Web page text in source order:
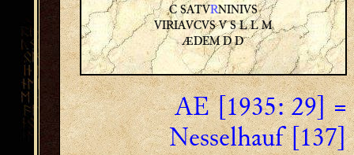
C SATVRNINIVS
VIRIAVCVS V S L L M
ÆDEM D D
AE [1935: 29] =
Nesselhauf [137]